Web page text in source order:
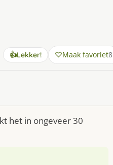
👍Lekker! Maak favoriet8
het in ongeveer 30